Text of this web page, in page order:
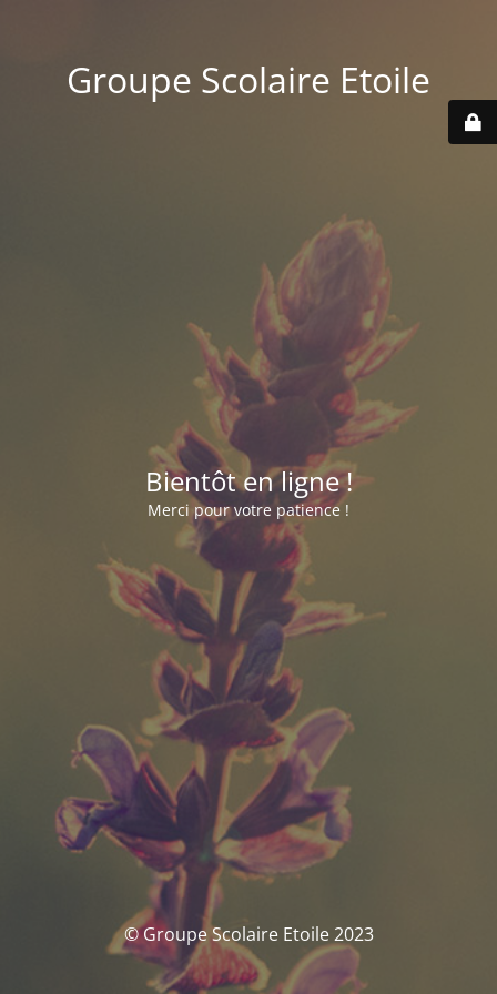
Groupe Scolaire Etoile
Bientôt en ligne !
Merci pour votre patience !
© Groupe Scolaire Etoile 2023